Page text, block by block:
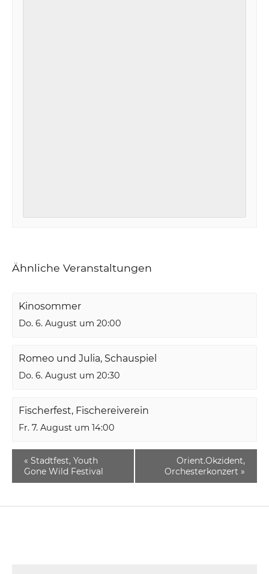
Ähnliche Veranstaltungen
Kinosommer
Do. 6. August um 20:00
Romeo und Julia, Schauspiel
Do. 6. August um 20:30
Fischerfest, Fischereiverein
Fr. 7. August um 14:00
« Stadtfest, Youth
Gone Wild Festival
Orient.Okzident,
Orchesterkonzert »